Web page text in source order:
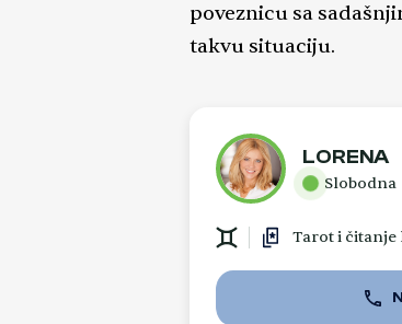
poveznicu sa
takvu situaciju.
LORENA
Slobodna
Tarot i čitanje